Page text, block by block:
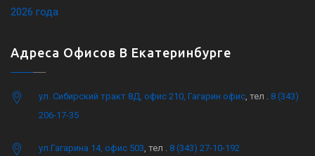
2026 года
Адреса Офисов В Екатеринбурге
ул. Сибирский тракт 8Д, офис 210, Гагарин офис, тел . 8 (343)
206-17-35
ул.Гагарина 14, офис 503, тел . 8 (343) 27-10-192